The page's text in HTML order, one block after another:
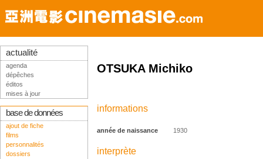
OTSUKA Michiko
informations
année de naissance 1930
interprète
actualité
agenda
dépêches
éditos
mises à jour
base de données
ajout de fiche
films
personnalités
dossiers